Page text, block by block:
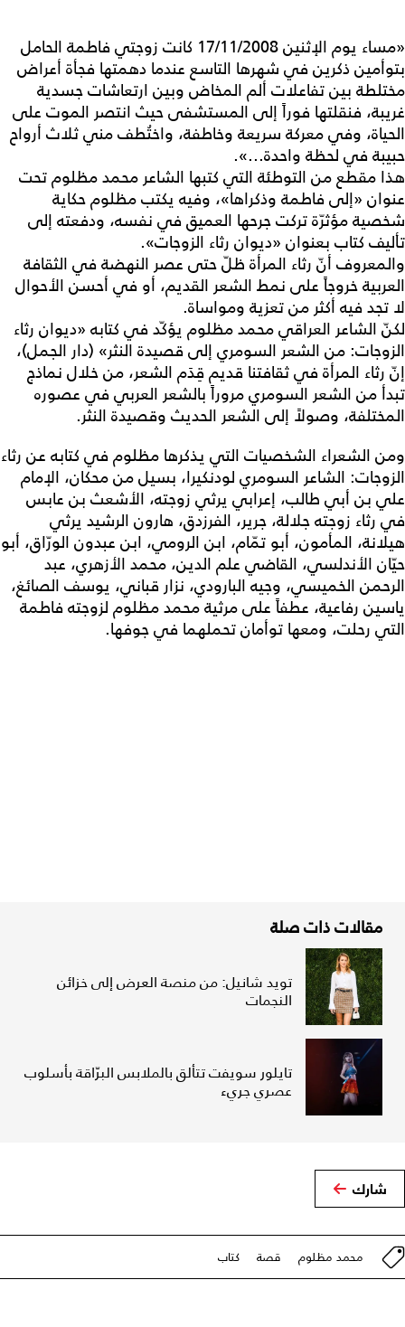
«مساء يوم الإثنين 17/11/2008 كانت زوجتي فاطمة الحامل
بتوأمين ذكرين في شهرها التاسع عندما دهمتها فجأة أعراض
مختلطة بين تفاعلات ألم المخاض وبين ارتعاشات جسدية
غريبة، فنقلتها فوراً إلى المستشفى حيث انتصر الموت على
الحياة، وفي معركة سريعة وخاطفة، واختُطف مني ثلاث أرواح
حبيبة في لحظة واحدة...».
هذا مقطع من التوطئة التي كتبها الشاعر محمد مظلوم تحت
عنوان «إلى فاطمة وذكراها»، وفيه يكتب مظلوم حكاية
شخصية مؤثرّة تركت جرحها العميق في نفسه، ودفعته إلى
تأليف كتاب بعنوان «ديوان رثاء الزوجات».
والمعروف أنّ رثاء المرأة ظلّ حتى عصر النهضة في الثقافة
العربية خروجاً على نمط الشعر القديم، أو في أحسن الأحوال
لا تجد فيه أكثر من تعزية ومواساة.
لكنّ الشاعر العراقي محمد مظلوم يؤكّد في كتابه «ديوان رثاء
الزوجات: من الشعر السومري إلى قصيدة النثر» (دار الجمل)،
إنّ رثاء المرأة في ثقافتنا قديم قِدَم الشعر، من خلال نماذج
تبدأ من الشعر السومري مروراً بالشعر العربي في عصوره
المختلفة، وصولاً إلى الشعر الحديث وقصيدة النثر.
ومن الشعراء الشخصيات التي يذكرها مظلوم في كتابه عن رثاء
الزوجات: الشاعر السومري لودنكيرا، بسيل من محكان، الإمام
علي بن أبي طالب، إعرابي يرثي زوجته، الأشعث بن عابس
في رثاء زوجته جلالة، جرير، الفرزدق، هارون الرشيد يرثي
هيلانة، المأمون، أبو تمّام، ابن الرومي، ابن عبدون الورّاق، أبو
حيّان الأندلسي، القاضي علم الدين، محمد الأزهري، عبد
الرحمن الخميسي، وجيه البارودي، نزار قباني، يوسف الصائغ،
ياسين رفاعية، عطفاً على مرثية محمد مظلوم لزوجته فاطمة
التي رحلت، ومعها توأمان تحملهما في جوفها.
مقالات ذات صلة
تويد شانيل: من منصة العرض إلى خزائن
النجمات
تايلور سويفت تتألق بالملابس البرّاقة بأسلوب
عصري جريء
شارك
محمد مظلوم قصة كتاب